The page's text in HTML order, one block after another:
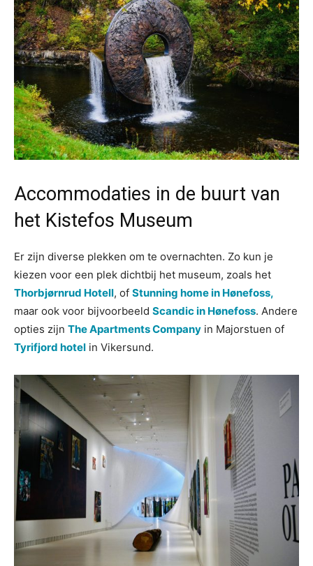
Accommodaties in de buurt van
het Kistefos Museum
Er zijn diverse plekken om te overnachten. Zo kun je
kiezen voor een plek dichtbij het museum, zoals het
Thorbjørnrud Hotell, of Stunning home in Hønefoss,
maar ook voor bijvoorbeeld Scandic in Hønefoss. Andere
opties zijn The Apartments Company in Majorstuen of
Tyrifjord hotel in Vikersund.